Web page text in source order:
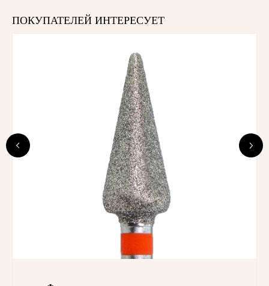
ПОКУПАТЕЛЕЙ ИНТЕРЕСУЕТ